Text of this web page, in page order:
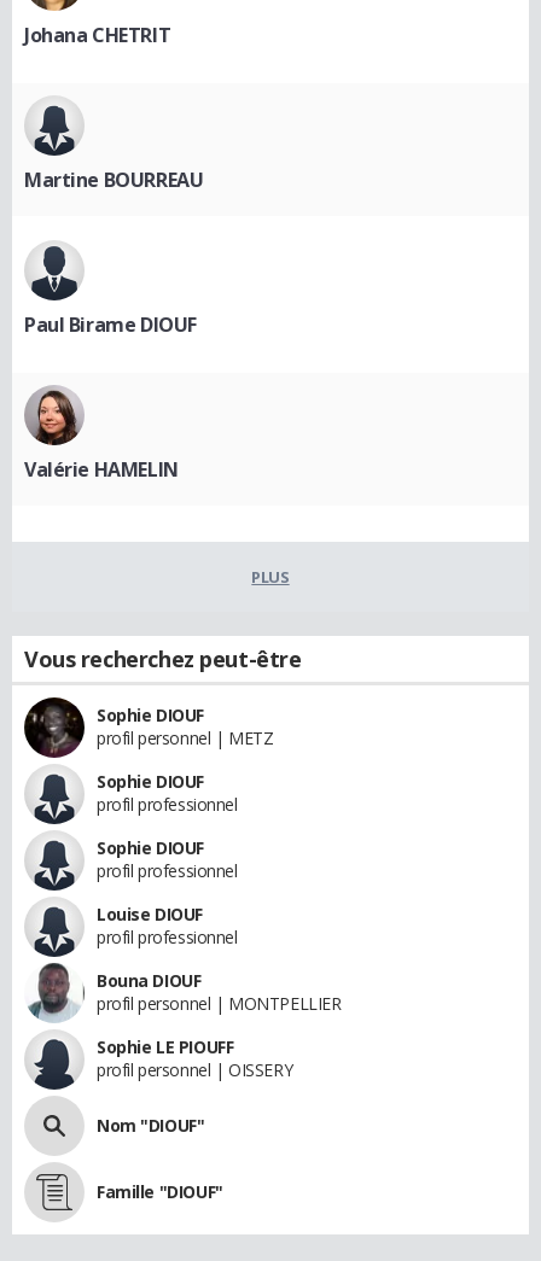
Johana CHETRIT
Martine BOURREAU
Paul Birame DIOUF
Valérie HAMELIN
PLUS
Vous recherchez peut-être
Sophie DIOUF
profil personnel | METZ
Sophie DIOUF
profil professionnel
Sophie DIOUF
profil professionnel
Louise DIOUF
profil professionnel
Bouna DIOUF
profil personnel | MONTPELLIER
Sophie LE PIOUFF
profil personnel | OISSERY
Nom "DIOUF"
Famille "DIOUF"